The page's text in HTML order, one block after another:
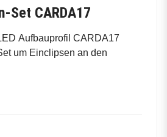
Set CARDA17
Aufbauprofil CARDA17
um Einclipsen an den